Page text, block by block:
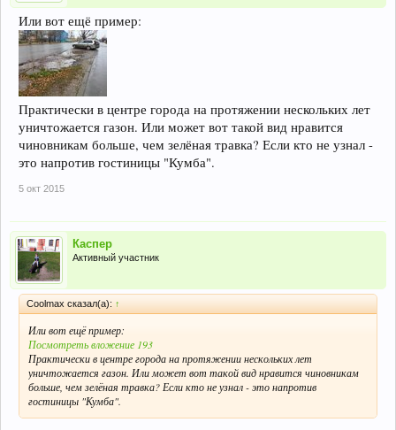
Или вот ещё пример:
Практически в центре города на протяжении нескольких лет
уничтожается газон. Или может вот такой вид нравится
чиновникам больше, чем зелёная травка? Если кто не узнал -
это напротив гостиницы "Кумба".
5 окт 2015
Каспер
Активный участник
Coolmax сказал(а): ↑
Или вот ещё пример:
Посмотреть вложение 193
Практически в центре города на протяжении нескольких лет
уничтожается газон. Или может вот такой вид нравится чиновникам
больше, чем зелёная травка? Если кто не узнал - это напротив
гостиницы "Кумба".